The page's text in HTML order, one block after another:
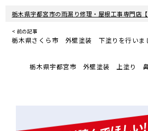
栃木県宇都宮市の雨漏り修理・屋根工事専門店【
< 前の記事
栃木県さくら市 外壁塗装 下塗りを行いま
栃木県宇都宮市 外壁塗装 上塗り